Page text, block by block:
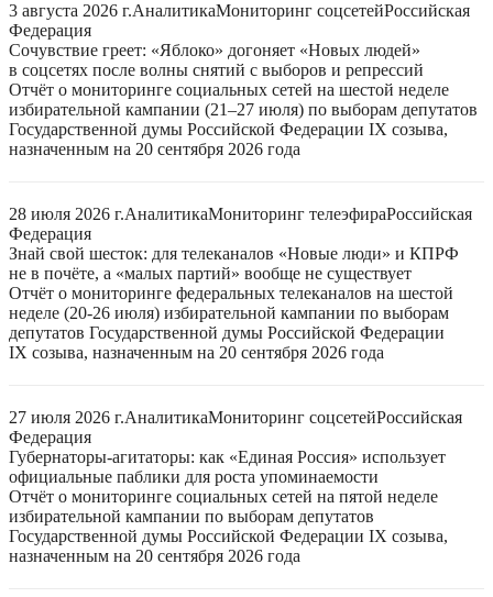
3 августа 2026 г.АналитикаМониторинг соцсетейРоссийская
Федерация
Сочувствие греет: «Яблоко» догоняет «Новых людей»
в соцсетях после волны снятий с выборов и репрессий
Отчёт о мониторинге социальных сетей на шестой неделе
избирательной кампании (21–27 июля) по выборам депутатов
Государственной думы Российской Федерации IX созыва,
назначенным на 20 сентября 2026 года
28 июля 2026 г.АналитикаМониторинг телеэфираРоссийская
Федерация
Знай свой шесток: для телеканалов «Новые люди» и КПРФ
не в почёте, а «малых партий» вообще не существует
Отчёт о мониторинге федеральных телеканалов на шестой
неделе (20-26 июля) избирательной кампании по выборам
депутатов Государственной думы Российской Федерации
IX созыва, назначенным на 20 сентября 2026 года
27 июля 2026 г.АналитикаМониторинг соцсетейРоссийская
Федерация
Губернаторы-агитаторы: как «Единая Россия» использует
официальные паблики для роста упоминаемости
Отчёт о мониторинге социальных сетей на пятой неделе
избирательной кампании по выборам депутатов
Государственной думы Российской Федерации IX созыва,
назначенным на 20 сентября 2026 года